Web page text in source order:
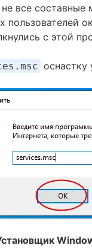
все
пользователей
с этой
оснастку